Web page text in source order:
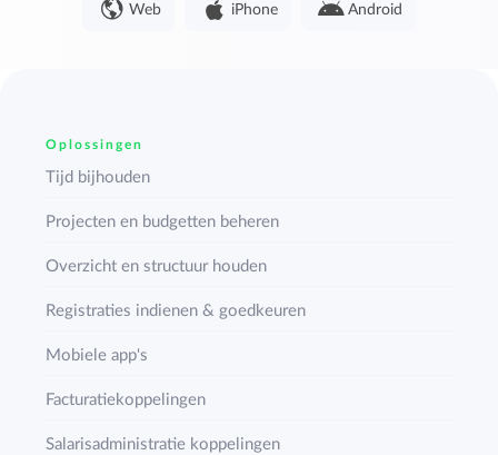
Web iPhone Android
Oplossingen
Tijd bijhouden
Projecten en budgetten beheren
Overzicht en structuur houden
Registraties indienen & goedkeuren
Mobiele app's
Facturatiekoppelingen
Salarisadministratie koppelingen